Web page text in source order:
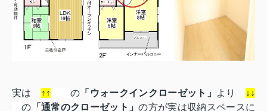
実は ↑ ↑ の 「ウォークインクローゼット」 より ↓ ↓
の 「通常のクローゼット」の方が実は収納スペースに